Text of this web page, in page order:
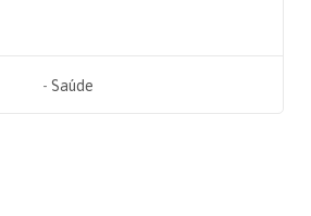
- Saúde